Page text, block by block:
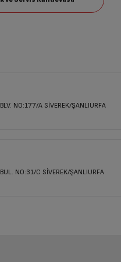
NO:177/A SİVEREK/ŞANLIURFA
NO:31/C SİVEREK/ŞANLIURFA